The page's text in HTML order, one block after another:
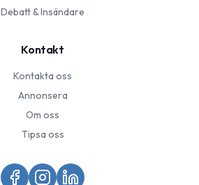
Debatt & Insändare
Kontakt
Kontakta oss
Annonsera
Om oss
Tipsa oss